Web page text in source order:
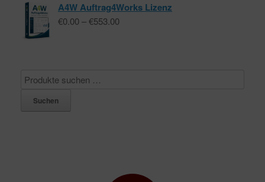
A4W Auftrag4Works Lizenz
€0.00–€553.00Preisspanne:
Suchen